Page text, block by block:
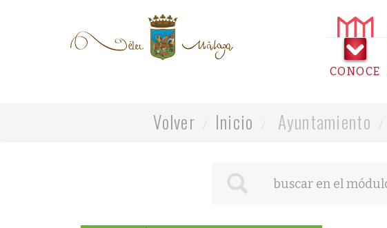
CONOCE
Volver Inicio Ayuntamiento